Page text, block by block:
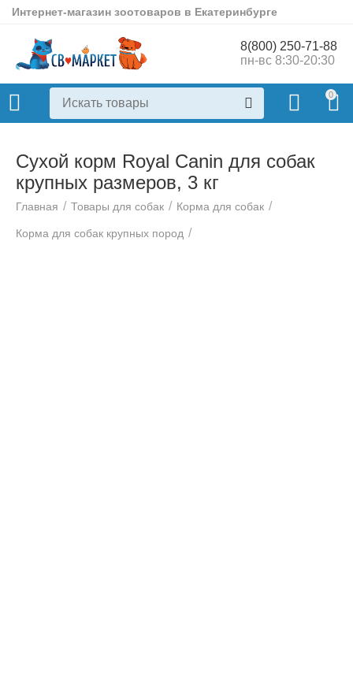
Интернет-магазин зоотоваров в Екатеринбурге
8(800) 250-71-88
пн-вс 8:30-20:30
0
Сухой корм Royal Canin для собак
крупных размеров, 3 кг
Главная / Товары для собак / Корма для собак /
Корма для собак крупных пород /